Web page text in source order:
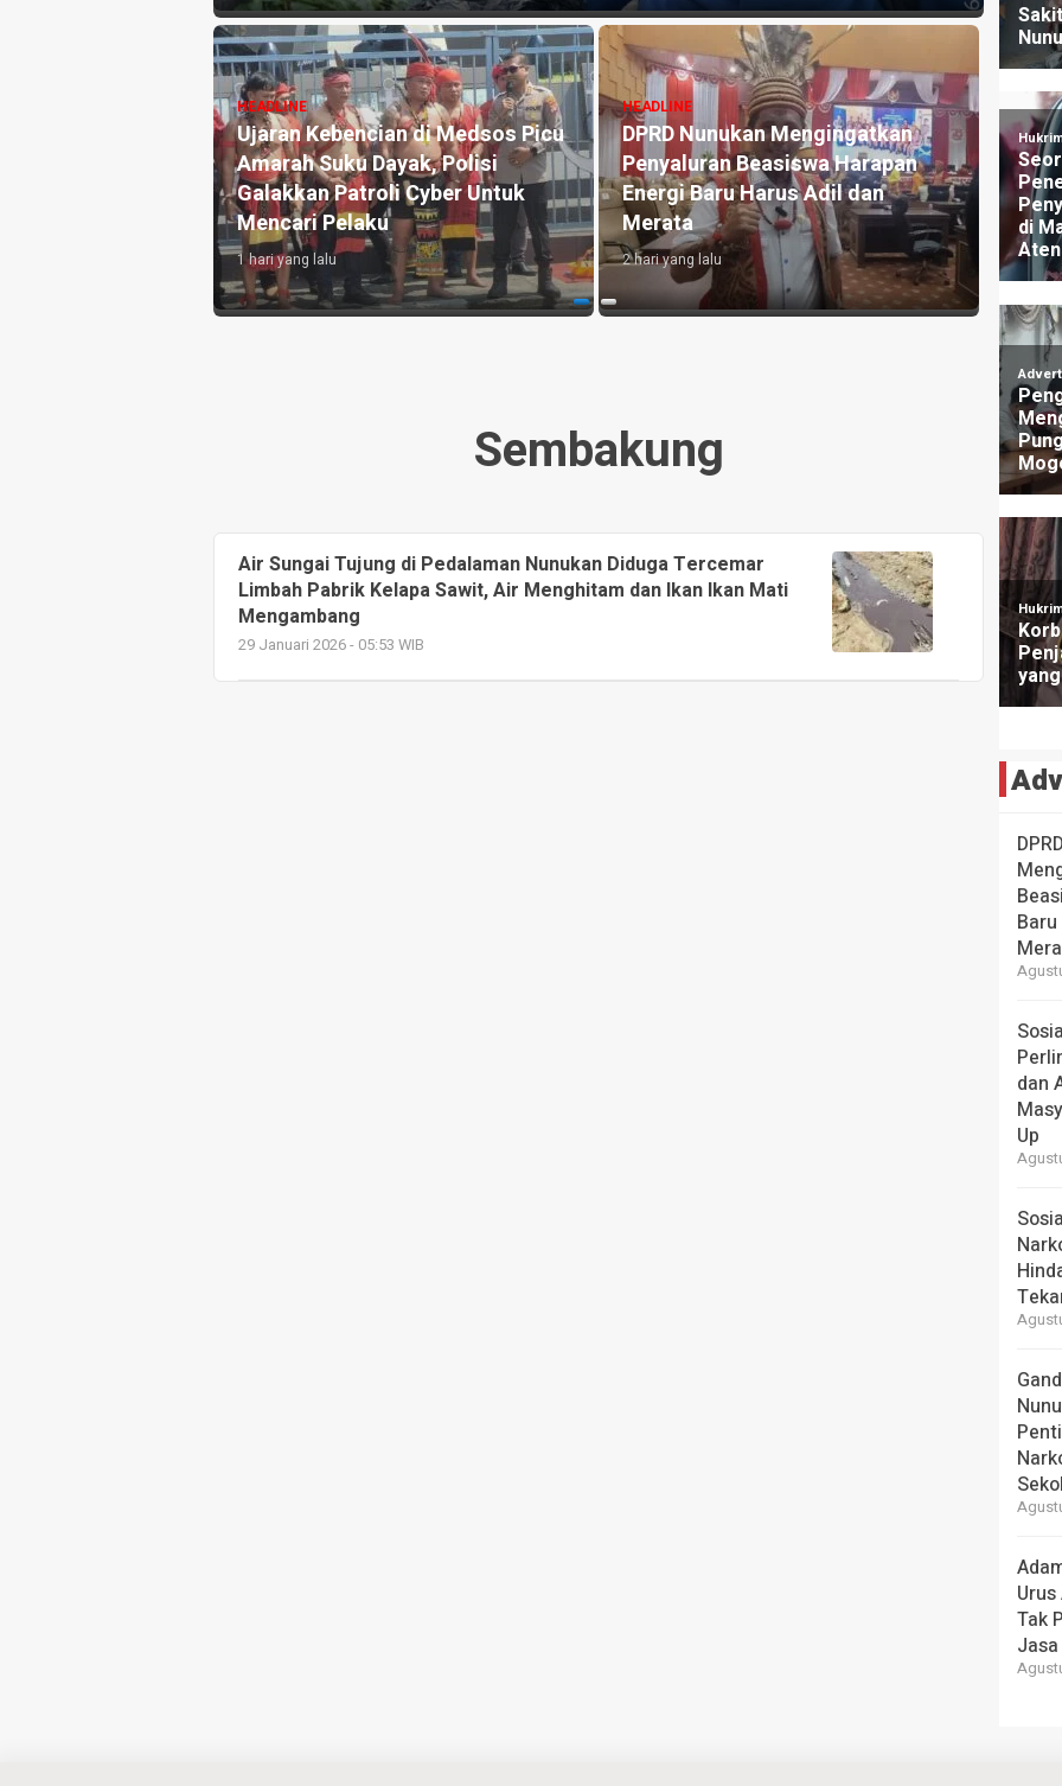
HEADLINE
Sosialisasikan Perda Anti
Narkoba, Tri Wahyuni : Hindari
Godaan dan Tekanan Teman
Sebaya
2 hari yang lalu
HEADLINE
Pasokan BBM ke Nunukan
Sempat Terhenti Akibat Cuaca
Buruk, Bensin Sempat Dibanderol
Rp 40.000/Liter
2 hari yang lalu 1 hari
Sembakung
Air Sungai Tujung di Pedalaman Nunukan Diduga Tercemar
Limbah Pabrik Kelapa Sawit, Air Menghitam dan Ikan Ikan Mati
Mengambang
29 Januari 2026 - 05:53 WIB
dan
Up
Tak